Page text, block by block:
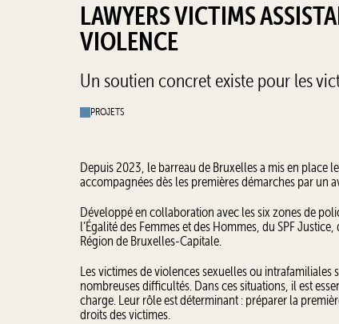
LAWYERS VICTIMS
VIOLENCE
Un soutien concret existe pour les
PROJETS
Depuis 2023, le barreau de Bruxelles a mis en place
accompagnées dès les premières démarches par un
Développé en collaboration avec les six zones de
l’Égalité des Femmes et des Hommes, du SPF
Région de Bruxelles-Capitale.
Les victimes de violences sexuelles ou
nombreuses difficultés. Dans ces situations, il est
charge. Leur rôle est déterminant : préparer la
droits des victimes.